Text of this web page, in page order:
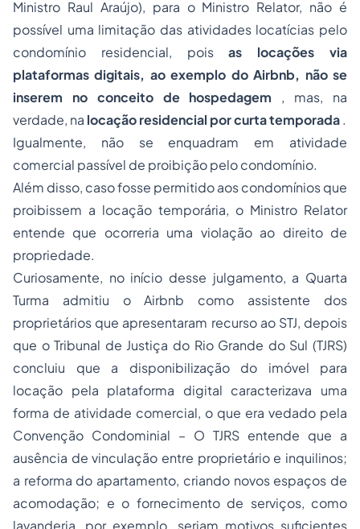
Ministro Raul Araújo), para o Ministro Relator, não é
possível uma limitação das atividades locatícias pelo
condomínio residencial, poisas locações via
plataformas digitais, ao exemplo do Airbnb, não se
inserem no conceito de hospedagem
, mas, na
verdade, na locação residencial por curta temporada.
Igualmente, não se enquadram em atividade
comercial passível de proibição pelo condomínio.
Além disso, caso fosse permitido aos condomínios que
proibissem a locação temporária, o Ministro Relator
entende que ocorreria uma violação ao direito de
propriedade.
Curiosamente, no início desse julgamento, a Quarta
Turma admitiu o Airbnb como assistente dos
proprietários que apresentaram recurso ao STJ, depois
que o Tribunal de Justiça do Rio Grande do Sul (TJRS)
concluiu que a disponibilização do imóvel para
locação pela plataforma digital caracterizava uma
forma de atividade comercial, o que era vedado pela
Convenção Condominial – O TJRS entende que a
ausência de vinculação entre proprietário e inquilinos;
a reforma do apartamento, criando novos espaços de
acomodação; e o fornecimento de serviços, como
lavanderia, por exemplo, seriam motivos suficientes